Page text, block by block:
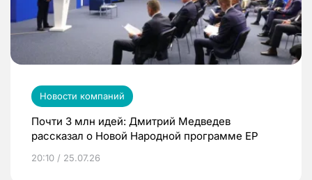
Новости компаний
Почти 3 млн идей: Дмитрий Медведев
рассказал о Новой Народной программе ЕР
20:10 / 25.07.26